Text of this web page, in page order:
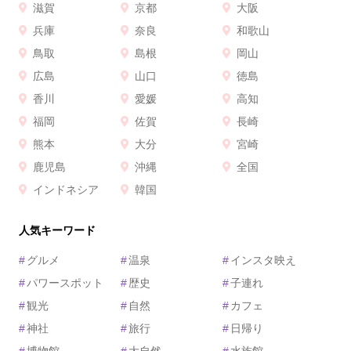
滋賀
京都
大阪
兵庫
奈良
和歌山
鳥取
島根
岡山
広島
山口
徳島
香川
愛媛
高知
福岡
佐賀
長崎
熊本
大分
宮崎
鹿児島
沖縄
全国
インドネシア
韓国
人気キーワード
#グルメ #温泉 #インスタ映え
#パワースポット #歴史 #子連れ
#観光 # 自然 # カフェ
#神社 #旅行 # 日帰り